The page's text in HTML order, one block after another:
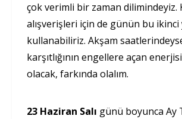
çok verimli bir zaman dilimindeyiz.
alışverişleri için de günün bu ikinci
kullanabiliriz. Akşam
karşıtlığının engellere açan
olacak, farkında olalım.
23 Haziran Salı günü boyunca Ay